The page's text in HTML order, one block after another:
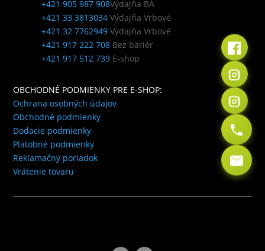
+421 905 987 908Výdajňa BA
+421 33 3813034Výdajňa Vrbové
+421 32 7762949Výdajňa Vrbové
+421 917 222 708Bez bariér
+421 917 512 739E-shop
OBCHODNÉ PODMIENKY PRE E-SHOP:
Ochrana osobných údajov
Obchodné podmienky
Dodacie podmienky
Platobné podmienky
Reklamačný poriadok
Vrátenie tovaru